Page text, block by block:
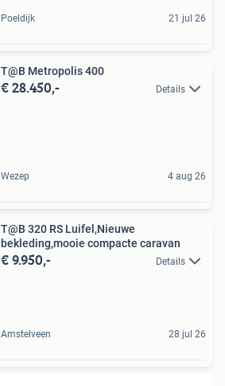
Poeldijk 21 jul 26
T@B Metropolis 400
€ 28.450,- Details
Wezep 4 aug 26
T@B 320 RS Luifel,Nieuwe
bekleding,mooie compacte caravan
€ 9.950,- Details
Amstelveen 28 jul 26